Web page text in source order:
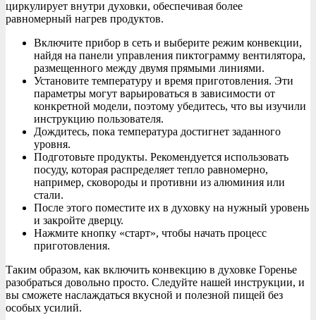
циркулирует внутри духовки, обеспечивая более
равномерный нагрев продуктов.
Включите прибор в сеть и выберите режим конвекции,
найдя на панели управления пиктограмму вентилятора,
размещенного между двумя прямыми линиями.
Установите температуру и время приготовления. Эти
параметры могут варьироваться в зависимости от
конкретной модели, поэтому убедитесь, что вы изучили
инструкцию пользователя.
Дождитесь, пока температура достигнет заданного
уровня.
Подготовьте продукты. Рекомендуется использовать
посуду, которая распределяет тепло равномерно,
например, сковороды и противни из алюминия или
стали.
После этого поместите их в духовку на нужный уровень
и закройте дверцу.
Нажмите кнопку «старт», чтобы начать процесс
приготовления.
Таким образом, как включить конвекцию в духовке Горенье
разобраться довольно просто. Следуйте нашей инструкции, и
вы сможете наслаждаться вкусной и полезной пищей без
особых усилий.